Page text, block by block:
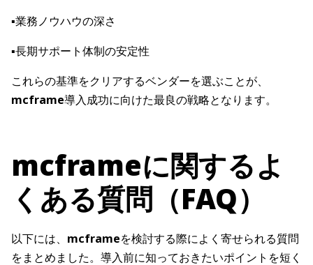
▪️業務ノウハウの深さ
▪️長期サポート体制の安定性
これらの基準をクリアするベンダーを選ぶことが、
mcframe導入成功に向けた最良の戦略となります。
mcframeに関するよ
くある質問（FAQ）
以下には、 mcframeを検討する際によく寄せられる質問
をまとめました。導入前に知っておきたいポイントを短く